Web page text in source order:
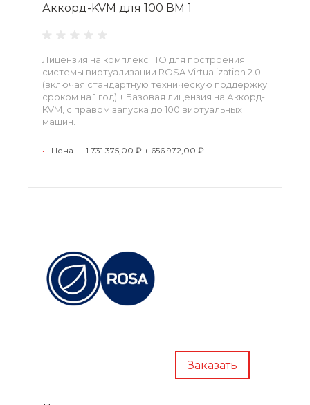
Аккорд-KVM для 100 ВМ 1
Лицензия на комплекс ПО для построения
системы виртуализации ROSA Virtualization 2.0
(включая стандартную техническую поддержку
сроком на 1 год) + Базовая лицензия на Аккорд-
KVM, с правом запуска до 100 виртуальных
машин.
• Цена — 1 731 375,00 ₽ + 656 972,00 ₽
Заказать